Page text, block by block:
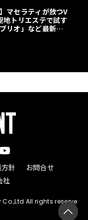
マセラティが放つV
地トリエステで試す
リオ」など最新ト
官能評価《LE VO
針
お問合せ
社
All rights reserve